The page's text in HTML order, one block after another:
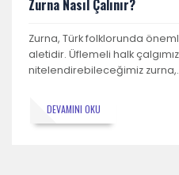
Zurna Nasıl Çalınır?
Zurna, Türk folklorunda
aletidir. Üflemeli halk
nitelendirebileceğimiz
DEVAMINI OKU